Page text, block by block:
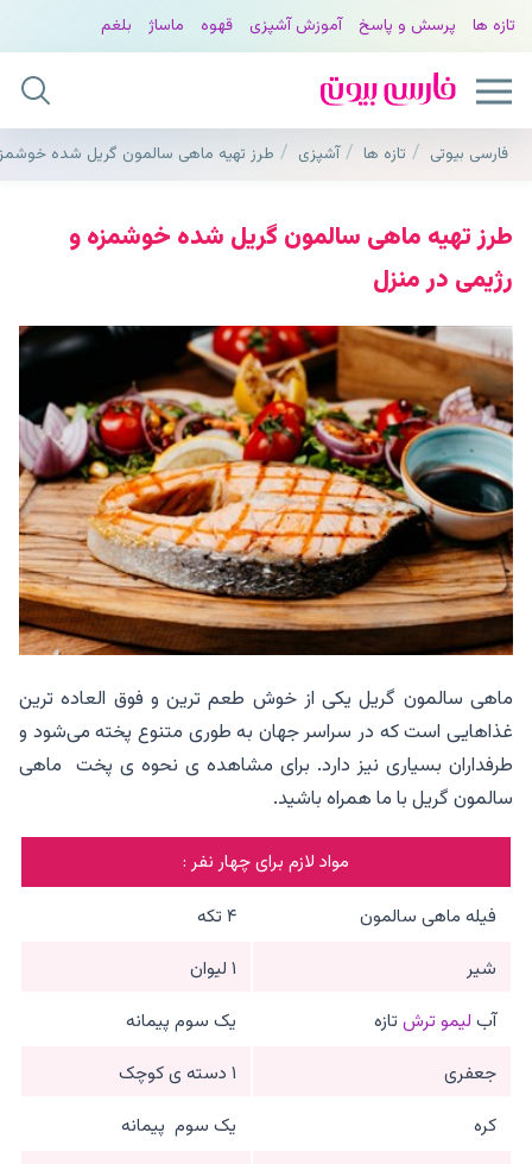
تازه ها پرسش و پاسخ آموزش آشپزی قهوه ماساژ بلغم
فارسی بیوتی تازه ها آشپزی طرز تهیه ماهی سالمون گریل شده
طرز تهیه ماهی سالمون گریل شده خوشمزه و
رژیمی در منزل
ماهی سالمون گریل یکی از خوش طعم ترین و فوق العاده ترین
غذاهایی است که در سراسر جهان به طوری متنوع پخته می‌شود و
طرفداران بسیاری نیز دارد. برای مشاهده ی نحوه ی پخت ماهی
سالمون گریل با ما همراه باشید.
مواد لازم برای چهار نفر :
فیله ماهی سالمون
۴ تکه
شیر
۱ لیوان
آب لیمو ترش تازه
یک سوم پیمانه
جعفری
۱ دسته ی کوچک
کره
یک سوم پیمانه